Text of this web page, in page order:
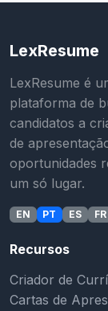
LexResume
LexResume é
plataforma de
candidatos a
de
oportunidades
um só lugar.
EN PT ES FR
Recursos
Criador de
Cartas de